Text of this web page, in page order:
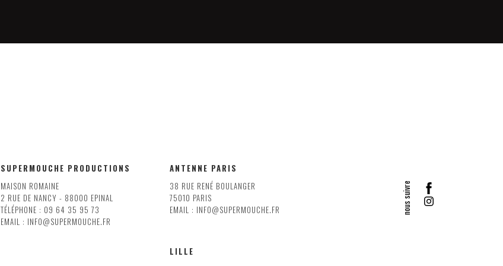
SUPERMOUCHE PRODUCTIONS
MAISON ROMAINE
2 RUE DE NANCY - 88000 EPINAL
TÉLÉPHONE : 09 64 35 95 73
EMAIL : INFO@SUPERMOUCHE.FR
ANTENNE PARIS
38 RUE RENÉ BOULANGER
75010 PARIS
EMAIL : INFO@SUPERMOUCHE.FR
LILLE